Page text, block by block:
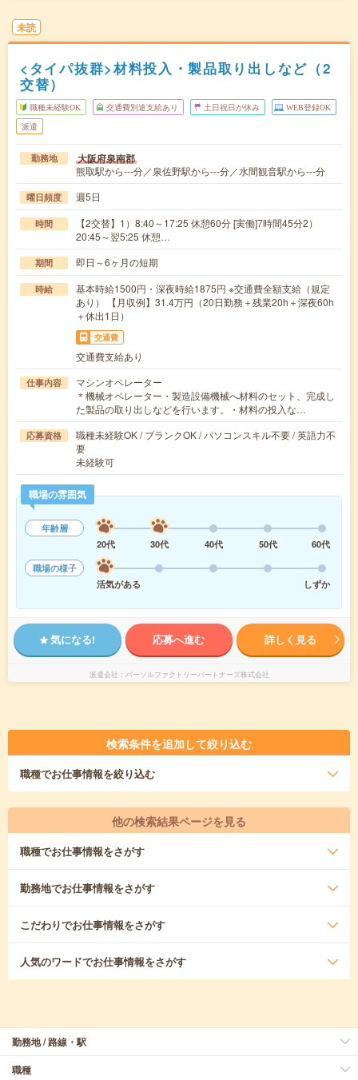
未読
<タイパ抜群>材料投入・製品取り出しなど（2
交替）
職種未経験OK 交通費別途支給あり 土日祝日が休み WEB登録OK
派遣
勤務地 大阪府泉南郡
熊取駅から---分／泉佐野駅から---分／水間観音駅から---分
曜日頻度 週5日
時間
【2交替】1）8:40～17:25 休憩60分 [実働]7時間45分2）
20:45～翌5:25 休憩…
期間 即日～6ヶ月の短期
時給
基本時給1500円・深夜時給1875円 ※交通費全額支給（規定
あり） 【月収例】31.4万円（20日勤務＋残業20h＋深夜60h
＋休出1日）
交通費
交通費支給あり
仕事内容
マシンオペレーター
＊機械オペレーター・製造設備機械へ材料のセット、完成し
た製品の取り出しなどを行います。・材料の投入な…
応募資格
職種未経験OK / ブランクOK / パソコンスキル不要 / 英語力不
要
未経験可
職場の雰囲気
年齢層
20代
30代 40代 50代
60代
職場の様子
活気がある
しずか
気になる! 応募へ進む 詳しく見る
派遣会社 パーソルファクトリーパートナーズ株式会社
検索条件を追加して絞り込む
職種でお仕事情報を絞り込む
他の検索結果ページを見る
職種でお仕事情報をさがす
勤務地でお仕事情報をさがす
こだわりでお仕事情報をさがす
人気のワードでお仕事情報をさがす
勤務地 / 路線・駅
職種